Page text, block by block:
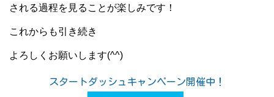
される過程を見ることが楽しみです！
これからも引き続き
よろしくお願いします(^^)
スタートダッシュキャンペーン開催中！